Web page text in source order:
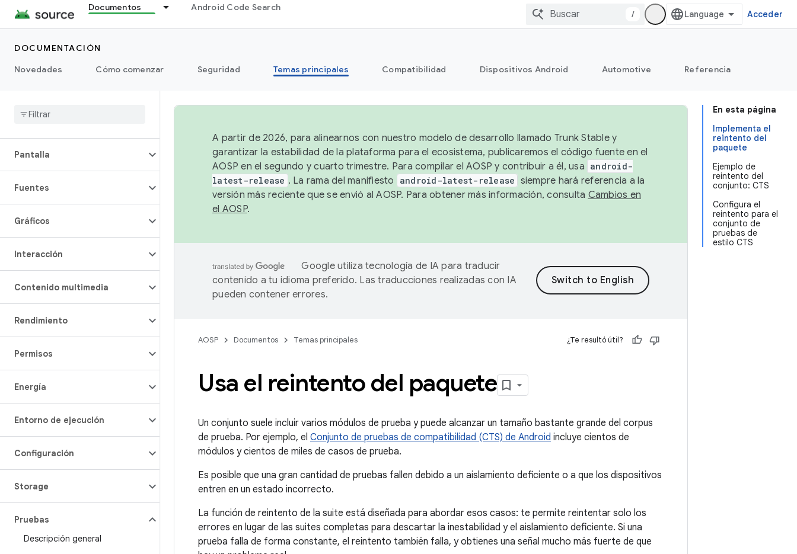
Documentos Android Code Search
/ Acceder
DOCUMENTACIÓN
Novedades
Cómo comenzar Seguridad Temas principales Compatibilidad Dispositivos Android Automotive Referencia
Audio
Pantalla
Fuentes
Gráficos
Interacción
Contenido multimedia
Rendimiento
Permisos
Energía
Entorno de ejecución
Configuración
Storage
Pruebas
Descripción general
En esta página
Implementa el
reintento del
paquete
Ejemplo de
reintento del
conjunto: CTS
Configura el
reintento para el
conjunto de
pruebas de
estilo CTS
A partir de 2026, para alinearnos con nuestro modelo de desarrollo llamado Trunk Stable y
garantizar la estabilidad de la plataforma para el ecosistema, publicaremos el código fuente en el
AOSP en el segundo y cuarto trimestre. Para compilar el AOSP y contribuir a él, usa android-
latest-release . La rama del manifiesto android-latest-release siempre hará referencia a la
versión más reciente que se envió al AOSP. Para obtener más información, consulta Cambios en
el AOSP.
Google utiliza tecnología de IA para traducir
contenido a tu idioma preferido. Las traducciones realizadas con IA
pueden contener errores.
AOSP Documentos Temas principales ¿Te resultó útil?
Usa el reintento del paquete
Un conjunto suele incluir varios módulos de prueba y puede alcanzar un tamaño bastante grande del corpus
de prueba. Por ejemplo, el Conjunto de pruebas de compatibilidad (CTS) de Android incluye cientos de
módulos y cientos de miles de casos de prueba.
Es posible que una gran cantidad de pruebas fallen debido a un aislamiento deficiente o a que los dispositivos
entren en un estado incorrecto.
La función de reintento de la suite está diseñada para abordar esos casos: te permite reintentar solo los
errores en lugar de las suites completas para descartar la inestabilidad y el aislamiento deficiente. Si una
prueba falla de forma constante, el reintento también falla, y obtienes una señal mucho más fuerte de que